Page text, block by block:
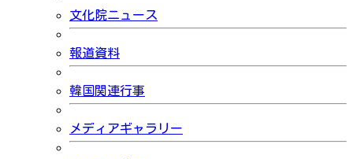
文化院ニュース
報道資料
韓国関連行事
メディアギャラリー